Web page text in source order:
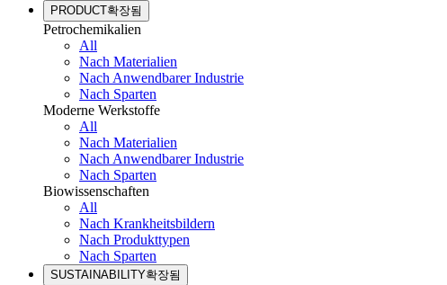
PRODUCT확장됨
Petrochemikalien
All
Nach Materialien
Nach Anwendbarer Industrie
Nach Sparten
Moderne Werkstoffe
All
Nach Materialien
Nach Anwendbarer Industrie
Nach Sparten
Biowissenschaften
All
Nach Krankheitsbildern
Nach Produkttypen
Nach Sparten
SUSTAINABILITY확장됨